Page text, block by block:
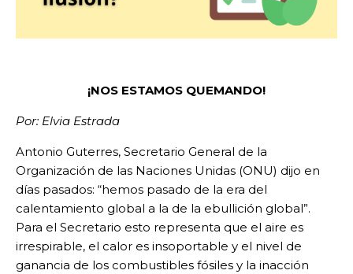
¡NOS ESTAMOS QUEMANDO!
Por: Elvia Estrada
Antonio Guterres, Secretario General de la
Organización de las Naciones Unidas (ONU) dijo en
días pasados: “hemos pasado de la era del
calentamiento global a la de la ebullición global”.
Para el Secretario esto representa que el aire es
irrespirable, el calor es insoportable y el nivel de
ganancia de los combustibles fósiles y la inacción